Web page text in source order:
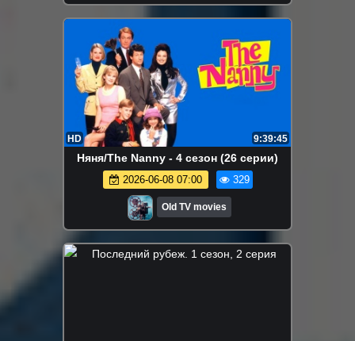
HD 9:39:45
Няня/The Nanny - 4 сезон (26 серии)
2026-06-08 07:00 329
Old TV movies